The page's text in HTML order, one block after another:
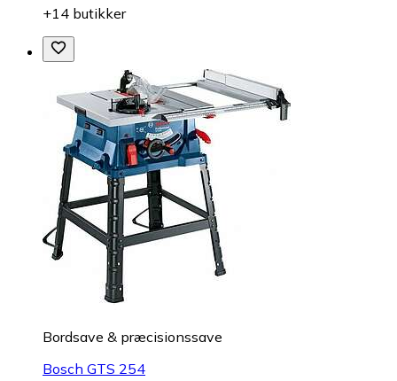
+14 butikker
Bordsave & præcisionssave
Bosch GTS 254